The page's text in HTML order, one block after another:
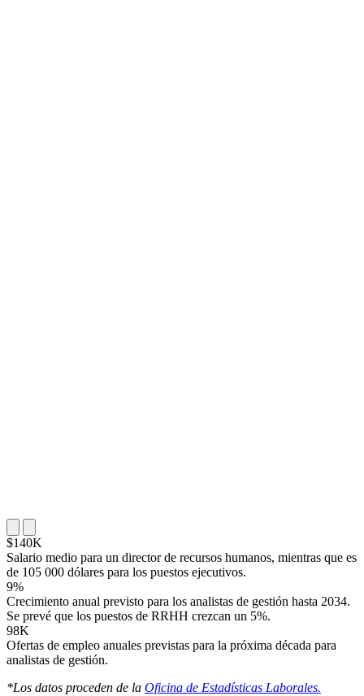
$140K
Salario medio para un director de recursos humanos, mientras que es
de 105 000 dólares para los puestos ejecutivos.
9%
Crecimiento anual previsto para los analistas de gestión hasta 2034.
Se prevé que los puestos de RRHH crezcan un 5%.
98K
Ofertas de empleo anuales previstas para la próxima década para
analistas de gestión.
*Los datos proceden de la Oficina de Estadísticas Laborales.